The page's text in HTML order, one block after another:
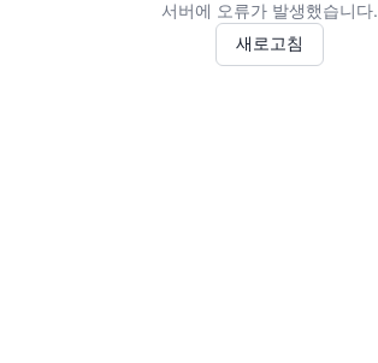
서버에 오류가 발생했습니다.
새로고침